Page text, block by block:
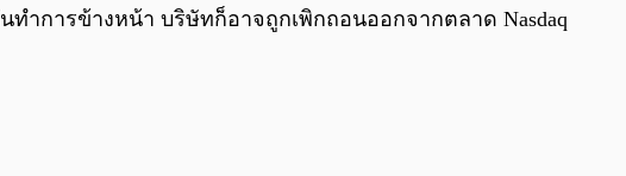
ำการข้างหน้า บริษัทก็อาจถูกเพิกถอนออกจากตลาด Nasdaq